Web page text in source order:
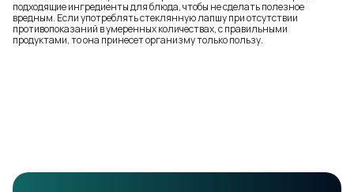
подходящие ингредиенты для блюда, чтобы не сделать полезное
вредным. Если употреблять стеклянную лапшу при отсутствии
противопоказаний в умеренных количествах, с правильными
продуктами, то она принесет организму только пользу.